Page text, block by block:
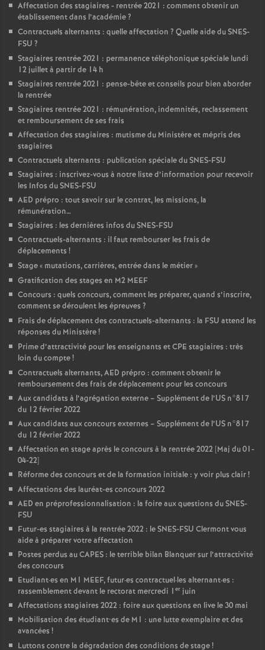
Affectation des stagiaires - rentrée 2021 : comment obtenir un
établissement dans l’académie?
Contractuels alternants : quelle affectation ? Quelle aide du SNES-
FSU ?
Stagiaires rentrée 2021 : permanence téléphonique spéciale lundi
12 juillet à partir de 14 h
Stagiaires rentrée 2021 : pense-bête et conseils pour bien aborder
la rentrée
Stagiaires rentrée 2021 : rémunération, indemnités, reclassement
et remboursement de ses frais
Affectation des stagiaires : mutisme du Ministère et mépris des
stagiaires
Contractuels alternants : publication spéciale du SNES-FSU
Stagiaires : inscrivez-vous à notre liste d’information pour recevoir
les Infos du SNES-FSU
AED prépro : tout savoir sur le contrat, les missions, la
rémunération…
Stagiaires : les dernières infos du SNES-FSU
Contractuels-alternants : il faut rembourser les frais de
déplacements !
Stage « mutations, carrières, entrée dans le métier»
Gratification des stages en M2 MEEF
Concours : quels concours, comment les préparer, quand s’inscrire,
comment se déroulent les épreuves ?
Frais de déplacement des contractuels-alternants : la FSU attend les
réponses du Ministère!
Prime d’attractivité pour les enseignants et CPE stagiaires : très
loin du compte!
Contractuels alternants, AED prépro : comment obtenir le
remboursement des frais de déplacement pour les concours
Aux candidats à l’agrégation externe – Supplément de l’US n°817
du 12 février 2022
Aux candidats aux concours externes – Supplément de l’US n°817
du 12 février 2022
Affectation en stage après le concours à la rentrée 2022 [Maj du 01-
04-22]
Réforme des concours et de la formation initiale : y voir plus clair!
Affectations des lauréat-es concours 2022
AED en préprofessionnalisation : la foire aux questions du SNES-
FSU
Futur-es stagiaires à la rentrée 2022 : le SNES-FSU Clermont vous
aide à préparer votre affectation
Postes perdus au CAPES : le terrible bilan Blanquer sur l’attractivité
des concours
Etudiant·es en M1 MEEF, futur·es contractuel·les alternant·es :
rassemblement devant le rectorat mercredi 1 er juin
Affectations stagiaires 2022 : foire aux questions en live le 30 mai
Mobilisation des étudiant•es de M1 : une lutte exemplaire et des
avancées !
Luttons contre la dégradation des conditions de stage!